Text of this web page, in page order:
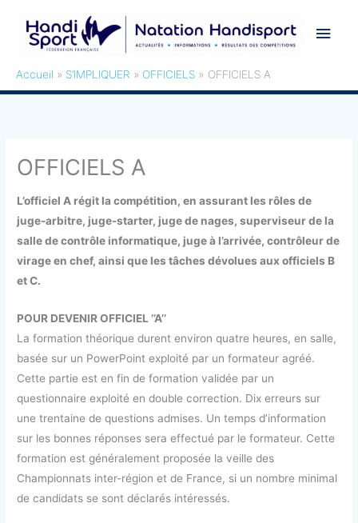
contenu
Accueil S’IMPLIQUER OFFICIELS OFFICIELS A
OFFICIELS A
L’officiel A régit la compétition, en assurant les rôles de
juge-arbitre, juge-starter, juge de nages, superviseur de la
salle de contrôle informatique, juge à l’arrivée, contrôleur de
virage en chef, ainsi que les tâches dévolues aux officiels B
et C.
POUR DEVENIR OFFICIEL ’’A’’
La formation théorique durent environ quatre heures, en salle,
basée sur un PowerPoint exploité par un formateur agréé.
Cette partie est en fin de formation validée par un
questionnaire exploité en double correction. Dix erreurs sur
une trentaine de questions admises. Un temps d’information
sur les bonnes réponses sera effectué par le formateur. Cette
formation est généralement proposée la veille des
Championnats inter-région et de France, si un nombre minimal
de candidats se sont déclarés intéressés.